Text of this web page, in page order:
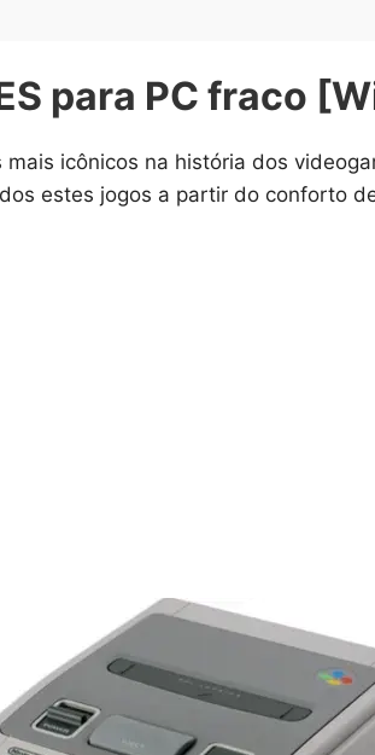
para PC fraco
icônicos na história dos
estes jogos a partir do conforto